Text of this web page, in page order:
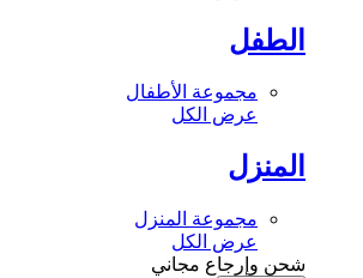
الطفل
مجموعة الأطفال
عرض الكل
المنزل
مجموعة المنزل
عرض الكل
شحن وإرجاع مجاني